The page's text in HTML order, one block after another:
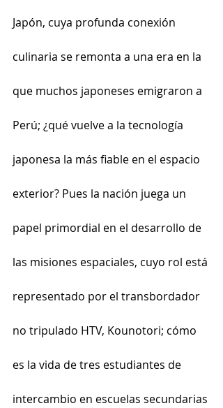
Japón, cuya profunda conexión
culinaria se remonta a una era en la
que muchos japoneses emigraron a
Perú; ¿qué vuelve a la tecnología
japonesa la más fiable en el espacio
exterior? Pues la nación juega un
papel primordial en el desarrollo de
las misiones espaciales, cuyo rol está
representado por el transbordador
no tripulado HTV, Kounotori; cómo
es la vida de tres estudiantes de
intercambio en escuelas secundarias